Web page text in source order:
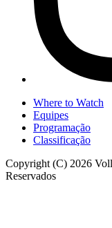
Where to Watch
Equipes
Programação
Classificação
Copyright (C) 2026
Reservados